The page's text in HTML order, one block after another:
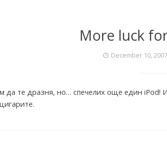
More luck
December 10, 2007
да те дразня, но… спечелих още един iPod!